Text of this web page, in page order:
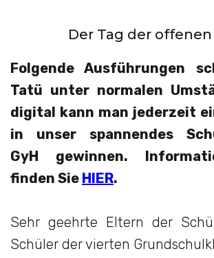
Der Tag der
Folgende Ausführungen
Tatü unter normalen
digital kann man jederzeit
in unser spannendes
GyH gewinnen.
finden Sie HIER.
Sehr geehrte Eltern der
Schüler der vierten